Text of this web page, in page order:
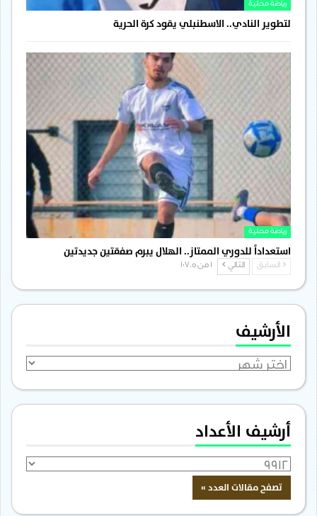
رياضة محلية
لتطوير النادي.. الاسطنبلي يقود كرة الحرية
رياضة محلية
استعداداً للدوري الممتاز.. الهلال يبرم صفقتين جديدتين
السابق التالي
الأرشيف
الأرشيف
أرشيف الأعداد